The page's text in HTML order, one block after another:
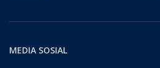
MEDIA SOSIAL